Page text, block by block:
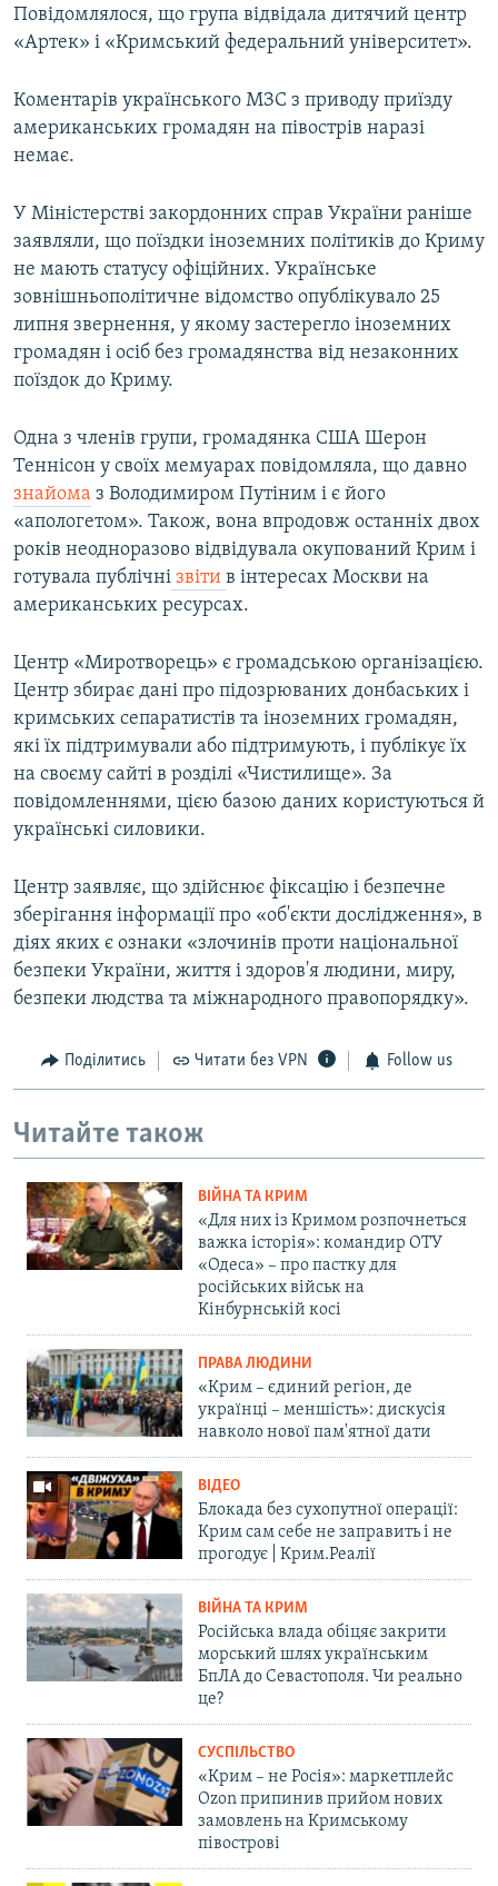
Повідомлялося, що група відвідала дитячий центр
«Артек» і «Кримський федеральний університет».
Коментарів українського МЗС з приводу приїзду
американських громадян на півострів наразі
немає.
У Міністерстві закордонних справ України раніше
заявляли, що поїздки іноземних політиків до Криму
не мають статусу офіційних. Українське
зовнішньополітичне відомство опублікувало 25
липня звернення, у якому застерегло іноземних
громадян і осіб без громадянства від незаконних
поїздок до Криму.
Одна з членів групи, громадянка США Шерон
Теннісон у своїх мемуарах повідомляла, що давно
знайома з Володимиром Путіним і є його
«апологетом». Також, вона впродовж останніх двох
років неодноразово відвідувала окупований Крим і
готувала публічні звіти в інтересах Москви на
американських ресурсах.
Центр «Миротворець» є громадською організацією.
Центр збирає дані про підозрюваних донбаських і
кримських сепаратистів та іноземних громадян,
які їх підтримували або підтримують, і публікує їх
на своєму сайті в розділі «Чистилище». За
повідомленнями, цією базою даних користуються й
українські силовики.
Центр заявляє, що здійснює фіксацію і безпечне
зберігання інформації про «об'єкти дослідження», в
діях яких є ознаки «злочинів проти національної
безпеки України, життя і здоров'я людини, миру,
безпеки людства та міжнародного правопорядку».
Поділитись Читати без VPN Follow us
Читайте також
ВІЙНА ТА КРИМ
«Для них із Кримом розпочнеться
важка історія»: командир ОТУ
«Одеса» – про пастку для
російських військ на
Кінбурнській косі
ПРАВА ЛЮДИНИ
«Крим – єдиний регіон, де
українці – меншість»: дискусія
навколо нової пам'ятної дати
ВІДЕО
Блокада без сухопутної операції:
Крим сам себе не заправить і не
прогодує | Крим.Реалії
ВІЙНА ТА КРИМ
Російська влада обіцяє закрити
морський шлях українським
БпЛА до Севастополя. Чи реально
це?
СУСПІЛЬСТВО
«Крим – не Росія»: маркетплейс
Ozon припинив прийом нових
замовлень на Кримському
півострові